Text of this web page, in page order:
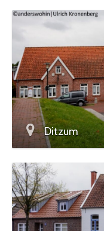
Ditzum